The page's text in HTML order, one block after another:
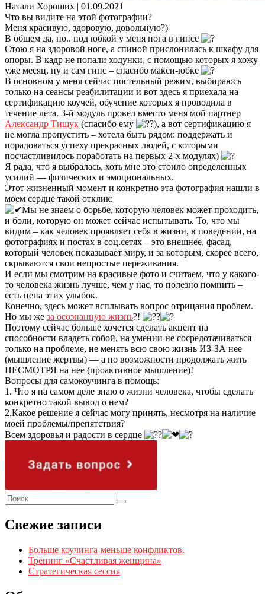
Натали Хороших | 01.09.2021
Что вы видите на этой фотографии?
Меня красивую, здоровую, довольную?)
В общем да, но.. под юбкой у меня нога в гипсе
Стою я на здоровой ноге, а спиной прислонилась к шкафу для
опоры. В кадр не попали ходунки, с помощью которых я хожу
уже месяц, ну и сам гипс – спасибо макси-юбке
В основном у меня сейчас постельный режим, выбираюсь
только на сеансы реабилитации и вот здесь я приехала на
сертификацию коучей, обучение которых я проводила в
течение лета. 3-й модуль провел вместо меня мой партнер
Александр Тищук (спасибо ему
), а вот сертификацию я
не могла пропустить – хотела быть рядом: поддержать и
порадоваться успеху прекрасных людей, с которыми
посчастливилось поработать на первых 2-х модулях)
Я рада, что я выбралась, хоть мне это стоило определенных
усилий — физических и эмоциональных.
Этот жизненный момент и конкретно эта фотография нашли в
моем сердце такой отклик:
Мы не знаем о борьбе, которую человек может проходить,
и боли, которую он может сейчас испытывать. То, что мы
видим – как человек проявляет себя в жизни, в поведении, на
фотографиях и постах в соц.сетях – это внешнее, фасад,
который человек показывает миру, и за которым, скорее всего,
скрываются свои непростые переживания.
И если мы смотрим на красивые фото и считаем, что у какого-
то человека жизнь лучше, чем у нас, то полезно помнить –
есть цена этих улыбок.
Конечно, здесь может всплывать вопрос отрицания проблем.
Но мы же за осознанную жизнь?!
Поэтому сейчас больше хочется сделать акцент на
способности владеть собой, на умении не сосредотачиваться
только на проблеме, не менять всю свою жизнь ИЗ-ЗА нее
(мышление жертвы) — а по возможности продолжать жить
НЕСМОТРЯ на нее (проактивное мышление)!
Вопросы для самокоучинга в помощь:
1. Что я на самом деле знаю о жизни человека, чтобы сделать
конкретно такой вывод о нем?
2.Какое решение я сейчас могу принять, несмотря на наличие
моей проблемы/препятствия?
Всем здоровья и радости в сердце
Свежие записи
Больше коучинга-меньше конфликтов.
Тренинг «Счастливая женщина»
Стратегическая сессия